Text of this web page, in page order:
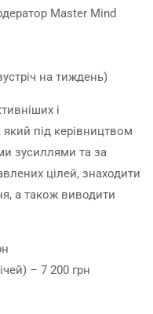
Master Mind
на тиждень)
і
який під керівництвом
зусиллями та за
цілей, знаходити
а також виводити
– 7 200 грн